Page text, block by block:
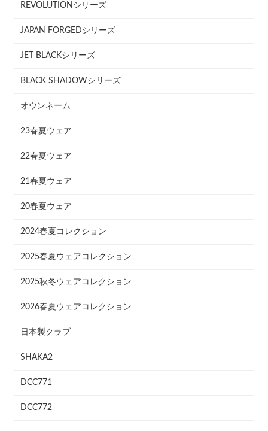
REVOLUTIONシリーズ
JAPAN FORGEDシリーズ
JET BLACKシリーズ
BLACK SHADOWシリーズ
オウンネーム
23春夏ウェア
22春夏ウェア
21春夏ウェア
20春夏ウェア
2024春夏コレクション
2025春夏ウェアコレクション
2025秋冬ウェアコレクション
2026春夏ウェアコレクション
日本製クラブ
SHAKA2
DCC771
DCC772